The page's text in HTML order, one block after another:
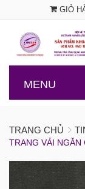
GIỎ
MENU
TRANG CHỦ
TRANG VẢI NGĂN